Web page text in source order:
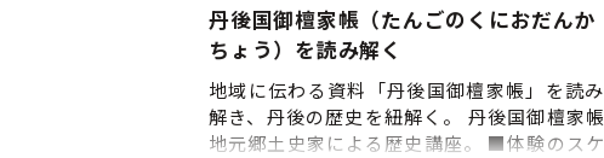
丹後国御檀家帳（たんごのくにおだんか
ちょう）を読み解く
地域に伝わる資料「丹後国御檀家帳」を読み
解き、丹後の歴史を紐解く。 丹後国御檀家帳
地元郷土史家による歴史講座。 ■体験のスケ